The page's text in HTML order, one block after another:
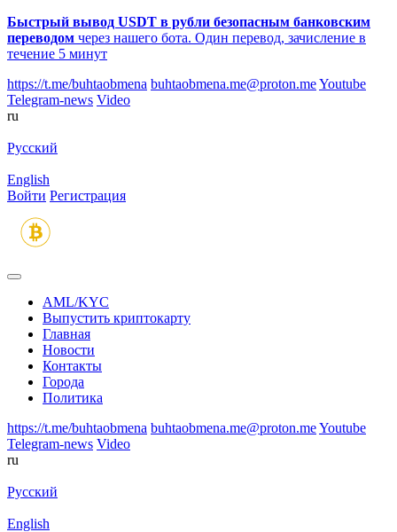
Быстрый вывод USDT в рубли безопасным банковским
переводом через нашего бота. Один перевод, зачисление в
течение 5 минут
https://t.me/buhtaobmena buhtaobmena.me@proton.meYoutube
Telegram-news Video
ru
Русский
English
Войти Регистрация
AML/KYC
Выпустить криптокарту
Главная
Новости
Контакты
Города
Политика
https://t.me/buhtaobmena buhtaobmena.me@proton.meYoutube
Telegram-news Video
ru
Русский
English